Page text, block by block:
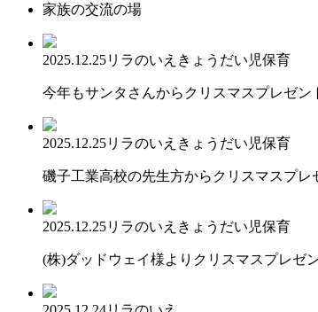
家族の交流の場
2025.12.25リラのいえ きょうだい児保育
今年もサンタさんからクリスマスプレゼン
2025.12.25リラのいえ きょうだい児保育
磯子工業高校の先生方からクリスマスプレ
2025.12.25リラのいえ きょうだい児保育
(株)ダッドウェイ様よりクリスマスプレゼ